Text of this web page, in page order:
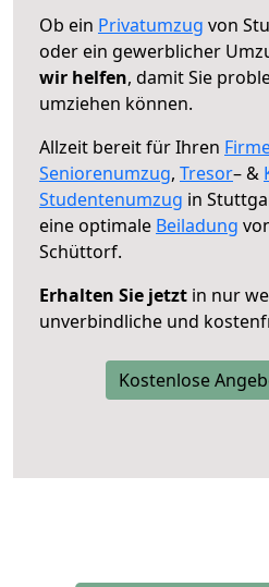
Ob ein Privatumzug von
oder ein gewerblicher
wir helfen, damit Sie
umziehen können.
Allzeit bereit für Ihren
Seniorenumzug, Tresor– &
Studentenumzug in
eine optimale Beiladung
Schüttorf.
Erhalten Sie jetzt in nur
unverbindliche und
Kostenlose